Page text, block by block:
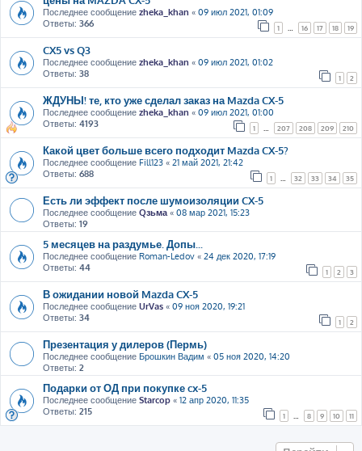
Последнее сообщение zheka_khan « 09 июл 2021, 01:09
Ответы: 366 1 16 17 18 19
CX5 vs Q3
Последнее сообщение zheka_khan « 09 июл 2021, 01:02
Ответы: 38 1 2
ЖДУНЫ! те, кто уже сделал заказ на Mazda CX-5
Последнее сообщение zheka_khan « 09 июл 2021, 01:00
Ответы: 4193 1 207 208 209 210
Какой цвет больше всего подходит Mazda CX-5?
Последнее сообщение Fill123 « 21 май 2021, 21:42
Ответы: 688 1 32 33 34 35
Есть ли эффект после шумоизоляции CX-5
Последнее сообщение Qзьма« 08 мар 2021, 15:23
Ответы: 19
5 месяцев на раздумье. Допы...
Последнее сообщение Roman-Ledov « 24 дек 2020, 17:19
Ответы: 44 1 2 3
В ожидании новой Mazda CX-5
Последнее сообщение UrVas « 09 ноя 2020, 19:21
Ответы: 34 1 2
Презентация у дилеров (Пермь)
Последнее сообщение Брошкин Вадим « 05 ноя 2020, 14:20
Ответы: 2
Подарки от ОД при покупке cx-5
Последнее сообщение Starcop « 12 апр 2020, 11:35
Ответы: 215 1 8 9 10 11